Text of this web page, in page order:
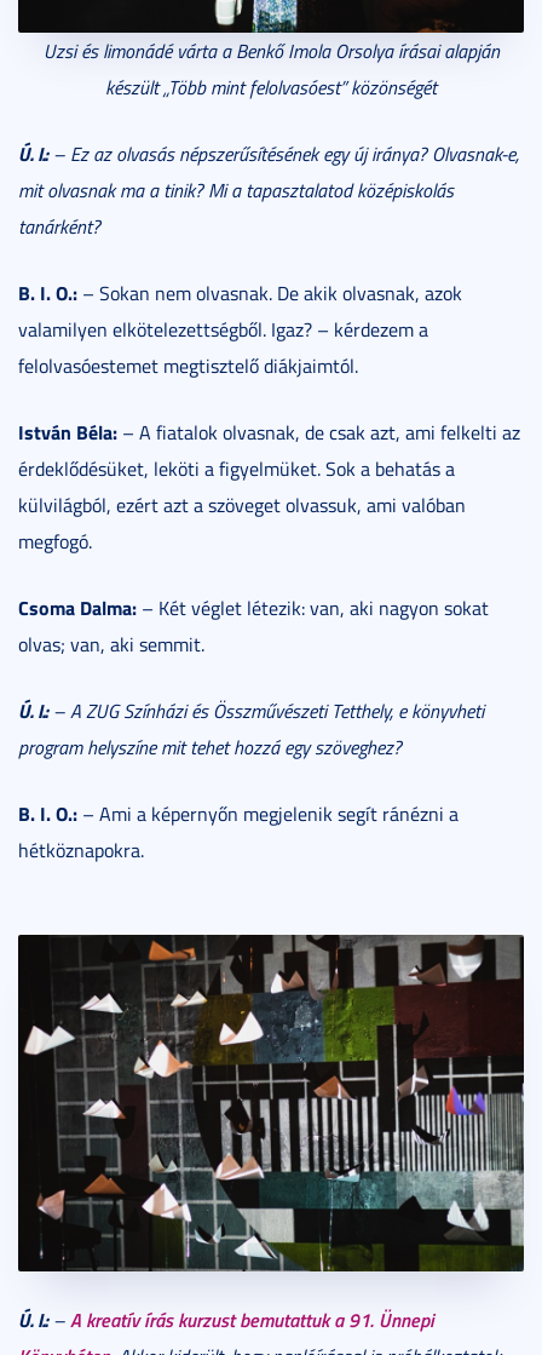
Uzsi és limonádé várta a Benkő Imola Orsolya írásai alapján
készült„Több mint felolvasóest” közönségét
Ú. I.: – Ez az olvasás népszerűsítésének egy új iránya? Olvasnak-e,
mit olvasnak ma a tinik? Mi a tapasztalatod középiskolás
tanárként?
B. I. O.: – Sokan nem olvasnak. De akik olvasnak, azok
valamilyen elkötelezettségből. Igaz? – kérdezem a
felolvasóestemet megtisztelő diákjaimtól.
István Béla: – A fiatalok olvasnak, de csak azt, ami felkelti az
érdeklődésüket, leköti a figyelmüket. Sok a behatás a
külvilágból, ezért azt a szöveget olvassuk, ami valóban
megfogó.
Csoma Dalma: – Két véglet létezik: van, aki nagyon sokat
olvas; van, aki semmit.
Ú. I.: – A ZUG Színházi és Összművészeti Tetthely, e könyvheti
program helyszíne mit tehet hozzá egy szöveghez?
B. I. O.: – Ami a képernyőn megjelenik segít ránézni a
hétköznapokra.
Ú. I.: –A kreatív írás kurzust bemutattuk a 91. Ünnepi